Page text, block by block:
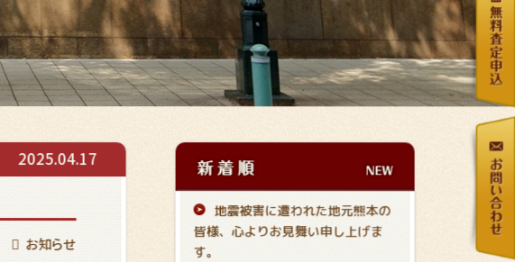
2025.04.17
お知らせ
地震被害に遭われた地元熊本の
皆様、心よりお見舞い申し上げま
す。